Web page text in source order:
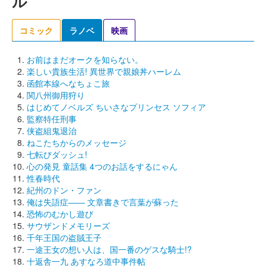
コミック ラノベ 映画
お前はまだオークを知らない。
楽しい貴族生活! 異世界で親娘丼ハーレム
函館本線へなちょこ旅
関八州御用狩り
はじめてノベルズ ちいさなプリンセス ソフィア
監察特任刑事
侠盗組鬼退治
ねこたちからのメッセージ
七転びダッシュ!
心の発見 童話集 4つのお話をするにゃん
性春時代
紀州のドン・ファン
俺は失語症―― 文章書きで言葉が蘇った
恐怖のむかし遊び
サウザンドメモリーズ
千年王国の盗賊王子
一途王女の想い人は、国一番のゲスな騎士!?
十返舎一九 あすなろ道中事件帖